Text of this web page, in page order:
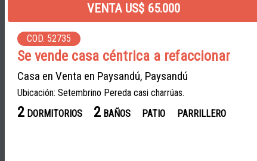
VENTA US$ 65.000
COD. 52735
Se vende casa céntrica a refaccionar
Casa en Venta en Paysandú, Paysandú
Ubicación: Setembrino Pereda casi charrúas.
2 DORMITORIOS 2 BAÑOS PATIO PARRILLERO